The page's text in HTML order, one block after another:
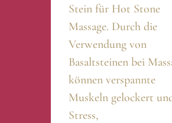
Stein für Hot Stone
Massage. Durch die
Verwendung von
Basaltsteinen bei
können verspannte
Muskeln gelockert
Stress,